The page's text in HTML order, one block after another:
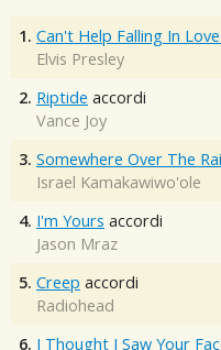
1. Can't Help Falling In
Elvis Presley
2. Riptide accordi
Vance Joy
3. Somewhere Over The
Israel Kamakawiwo'ole
4. I'm Yours accordi
Jason Mraz
5. Creep accordi
Radiohead
6. I Thought I Saw Your